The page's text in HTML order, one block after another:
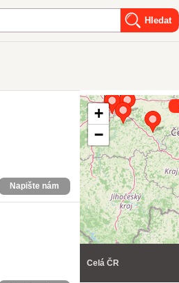
Napište nám
+
−
Celá ČR